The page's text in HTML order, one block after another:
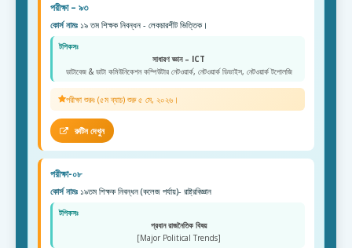
পরীক্ষা – ৯৩
কোর্স নামঃ ১৯ তম শিক্ষক নিবন্ধন - লেকচারশীট ভিত্তিক।
টপিকসঃ
সাধারণ জ্ঞান – ICT
ডাটাবেজ & ডাটা কমিউনিকেশন কম্পিউটার নেটওয়ার্ক, নেটওয়ার্ক ডিভাইস, নেটওয়ার্ক টপোলজি
পরীক্ষা শুরুঃ (৫ম ব্যাচ) শুরু ৫ মে, ২০২৬।
রুটিন দেখুন
পরীক্ষা-০৮
কোর্স নামঃ ১৯তম শিক্ষক নিবন্ধন (কলেজ পর্যায়)- রাষ্ট্রবিজ্ঞান
টপিকসঃ
প্রধান রাজনৈতিক বিষয়
[Major Political Trends]